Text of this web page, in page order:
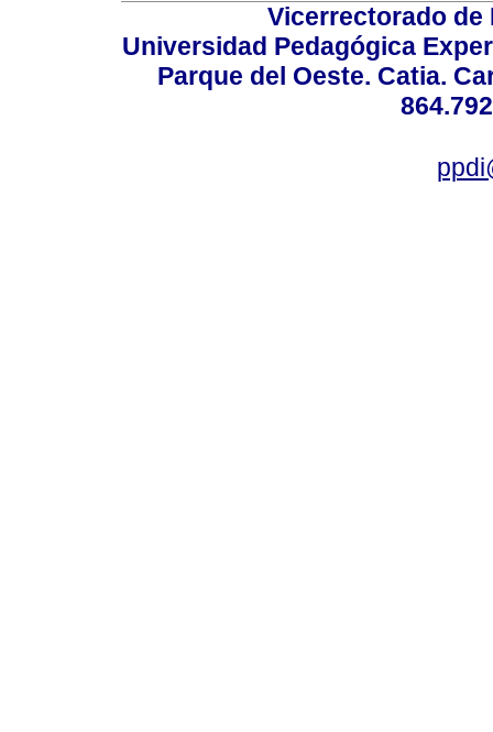
Vicerrectorado
Universidad Pedagógica
Parque del Oeste. Catia.